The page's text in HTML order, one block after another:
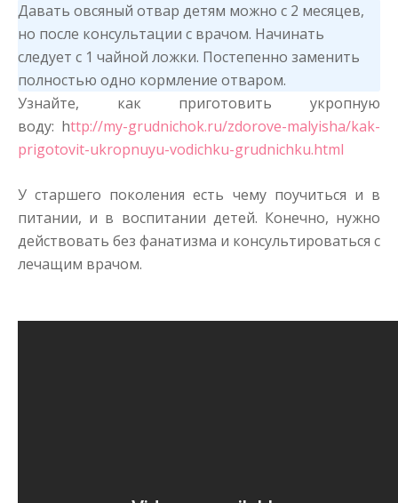
Давать овсяный отвар детям можно с 2 месяцев,
но после консультации с врачом. Начинать
следует с 1 чайной ложки. Постепенно заменить
полностью одно кормление отваром.
Узнайте, как приготовить укропную
воду: http://my-grudnichok.ru/zdorove-malyisha/kak-
prigotovit-ukropnuyu-vodichku-grudnichku.html
У старшего поколения есть чему поучиться и в
питании, и в воспитании детей. Конечно, нужно
действовать без фанатизма и консультироваться с
лечащим врачом.